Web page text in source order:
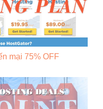
mại 75% OFF